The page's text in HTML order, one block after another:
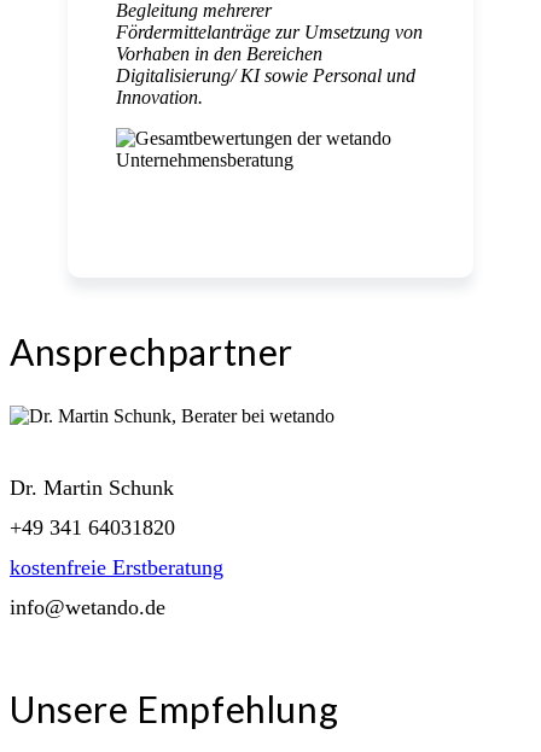
Begleitung mehrerer
Fördermittelanträge zur Umsetzung von
Vorhaben in den Bereichen
Digitalisierung/ KI sowie Personal und
Innovation.
Ansprechpartner
Dr. Martin Schunk
+49 341 64031820
kostenfreie Erstberatung
info@wetando.de
Unsere Empfehlung